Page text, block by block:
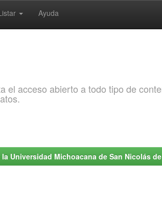
Ayuda
el acceso abierto a todo tipo de
Universidad Michoacana de San Nicolás